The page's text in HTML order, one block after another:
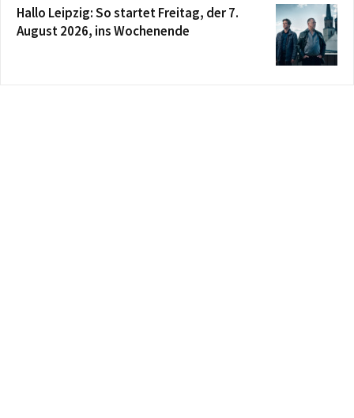
Hallo Leipzig: So startet Freitag, der 7.
August 2026, ins Wochenende